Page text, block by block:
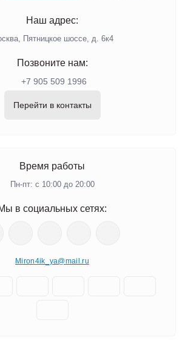
Наш адрес:
Пятницкое шоссе, д. 6к4
Позвоните нам:
+7 905 509 1996
Перейти в контакты
Время работы
Пн-пт: с 10:00 до 20:00
в социальных сетях:
Miron4ik_ya@mail.ru